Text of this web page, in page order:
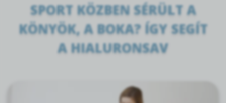
SPORT KÖZBEN SÉRÜLT A
KÖNYÖK, A BOKA? ÍGY SEGÍT
A HIALURONSAV